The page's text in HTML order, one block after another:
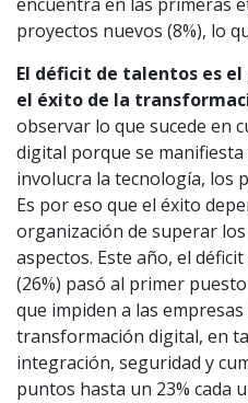
proyectos nuevos (8%), lo
El déficit de talentos es
el éxito de la
observar lo que sucede en
digital porque se
involucra la tecnología, los
Es por eso que el éxito
organización de superar
aspectos. Este año, el
(26%) pasó al primer
que impiden a las
transformación digital, en
integración, seguridad y
puntos hasta un 23% cada